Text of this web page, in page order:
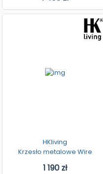
HKliving
Krzesło metalowe Wire
1 190 zł